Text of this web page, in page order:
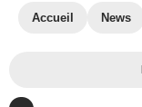
Accueil News